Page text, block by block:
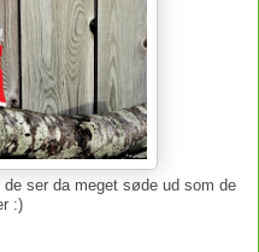
ser da meget søde ud som de
:)